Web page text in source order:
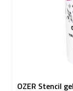
OZER Stencil